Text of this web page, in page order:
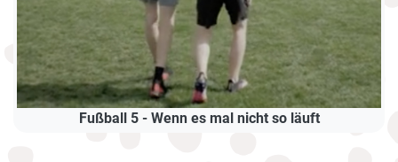
Fußball 5 - Wenn es mal nicht so läuft